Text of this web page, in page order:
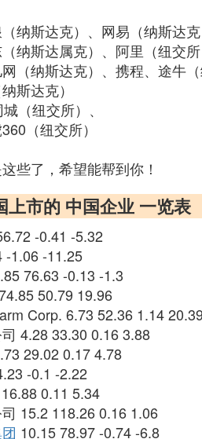
纳斯达克）、网易（纳斯达
纳斯达属克）、阿里（纽交
（纳斯达克）、携程、途牛
斯达克）
（纽交所）、
（纽交所）
些了，希望能帮到你！
上市的 中国企业 一览表
-0.41 -5.32
-1.06 -11.25
76.63 -0.13 -1.3
50.79 19.96
Corp. 6.73 52.36 1.14 20.39
4.28 33.30 0.16 3.88
29.02 0.17 4.78
-0.1 -2.22
0.11 5.34
15.2 118.26 0.16 1.06
10.15 78.97 -0.74 -6.8